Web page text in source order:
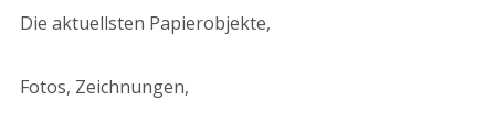
Die aktuellsten Papierobjekte,
Fotos, Zeichnungen,